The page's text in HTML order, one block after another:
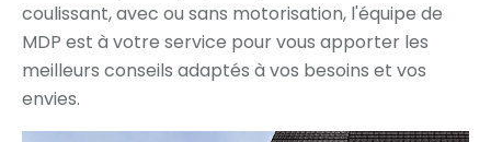
coulissant, avec ou sans motorisation, l'équipe de
MDP est à votre service pour vous apporter les
meilleurs conseils adaptés à vos besoins et vos
envies.